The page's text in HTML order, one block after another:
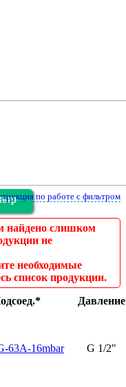
по работе с фильтром
найдено слишком
не
необходимые
список продукции.
Давление
63A-16mbar G 1/2"